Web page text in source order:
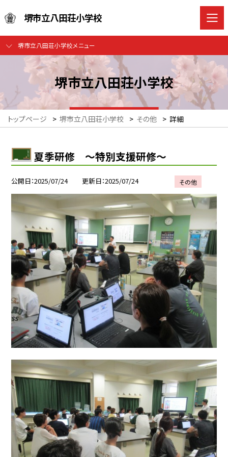
堺市立八田荘小学校
堺市立八田荘小学校メニュー
堺市立八田荘小学校
トップページ > 堺市立八田荘小学校 > その他 > 詳細
夏季研修 ～特別支援研修～
公開日 2025/07/24 更新日 2025/07/24 その他